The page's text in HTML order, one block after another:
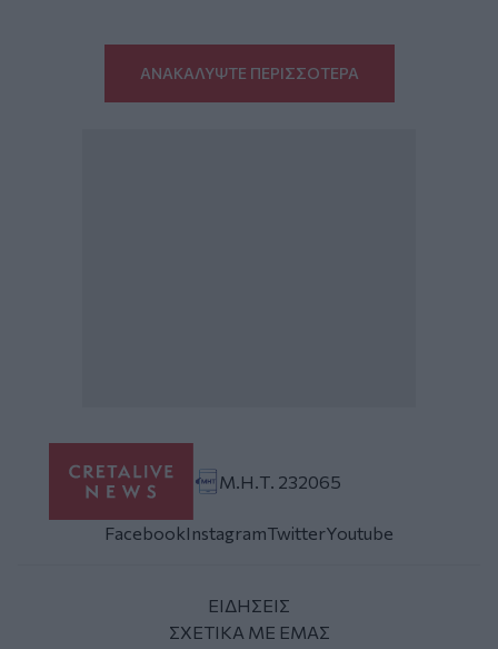
ΑΝΑΚΑΛΥΨΤΕ ΠΕΡΙΣΣΟΤΕΡΑ
Μ.Η.Τ. 232065
FacebookInstagramTwitterYoutube
ΕΙΔΗΣΕΙΣ
ΣΧΕΤΙΚΑ ΜΕ ΕΜΑΣ